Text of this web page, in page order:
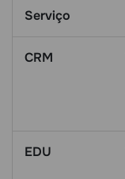
Serviço
CRM
EDU